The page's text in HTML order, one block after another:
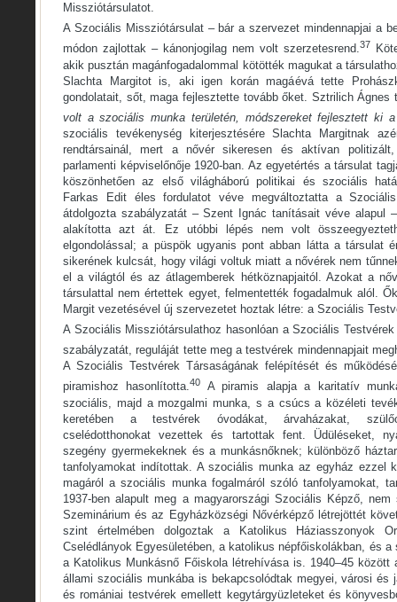
Missziótársulatot.
A Szociális Missziótársulat – bár a szervezet mindennapjai a
módon zajlottak – kánonjogilag nem volt szerzetesrend.37
akik pusztán magánfogadalommal kötötték magukat a
Slachta Margitot is, aki igen korán magáévá tette
gondolatait, sőt, maga fejlesztette tovább őket. Sztrilich Ágnes
volt a szociális munka területén, módszereket fejlesztett ki
szociális tevékenység kiterjesztésére Slachta Margitnak
rendtársainál, mert a nővér sikeresen és aktívan
parlamenti képviselőnője 1920-ban. Az egyetértés a társulat
köszönhetően az első világháború politikai és szociális
Farkas Edit éles fordulatot véve megváltoztatta a
átdolgozta szabályzatát – Szent Ignác tanításait véve alapul
alakította azt át. Ez utóbbi lépés nem volt
elgondolással; a püspök ugyanis pont abban látta a társulat
sikerének kulcsát, hogy világi voltuk miatt a nővérek nem
el a világtól és az átlagemberek hétköznapjaitól. Azokat a
társulattal nem értettek egyet, felmentették fogadalmuk alól.
Margit vezetésével új szervezetet hoztak létre: a Szociális
A Szociális Missziótársulathoz hasonlóan a Szociális
szabályzatát, reguláját tette meg a testvérek mindennapjait
A Szociális Testvérek Társaságának felépítését és
piramishoz hasonlította.40
A piramis alapja a karitatív
szociális, majd a mozgalmi munka, s a csúcs a közéleti
keretében a testvérek óvodákat, árvaházakat,
cselédotthonokat vezettek és tartottak fent. Üdüléseket,
szegény gyermekeknek és a munkásnőknek; különböző
tanfolyamokat indítottak. A szociális munka az egyház ezzel
magáról a szociális munka fogalmáról szóló tanfolyamokat,
1937-ben alapult meg a magyarországi Szociális Képző,
Szeminárium és az Egyházközségi Nővérképző létrejöttét
szint értelmében dolgoztak a Katolikus Háziasszonyok
Cselédlányok Egyesületében, a katolikus népfőiskolákban, és
a Katolikus Munkásnő Főiskola létrehívása is. 1940–45 között
állami szociális munkába is bekapcsolódtak megyei, városi és
és romániai testvérek emellett kegytárgyüzleteket és